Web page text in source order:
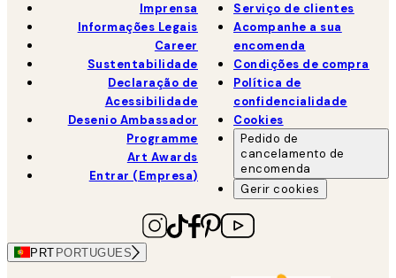
Imprensa
Informações Legais
Career
Sustentabilidade
Declaração de
Acessibilidade
Desenio Ambassador
Programme
Art Awards
Entrar (Empresa)
Serviço de clientes
Acompanhe a sua
encomenda
Condições de compra
Política de
confidencialidade
Cookies
Pedido de
cancelamento de
encomenda
Gerir cookies
PRT PORTUGUES